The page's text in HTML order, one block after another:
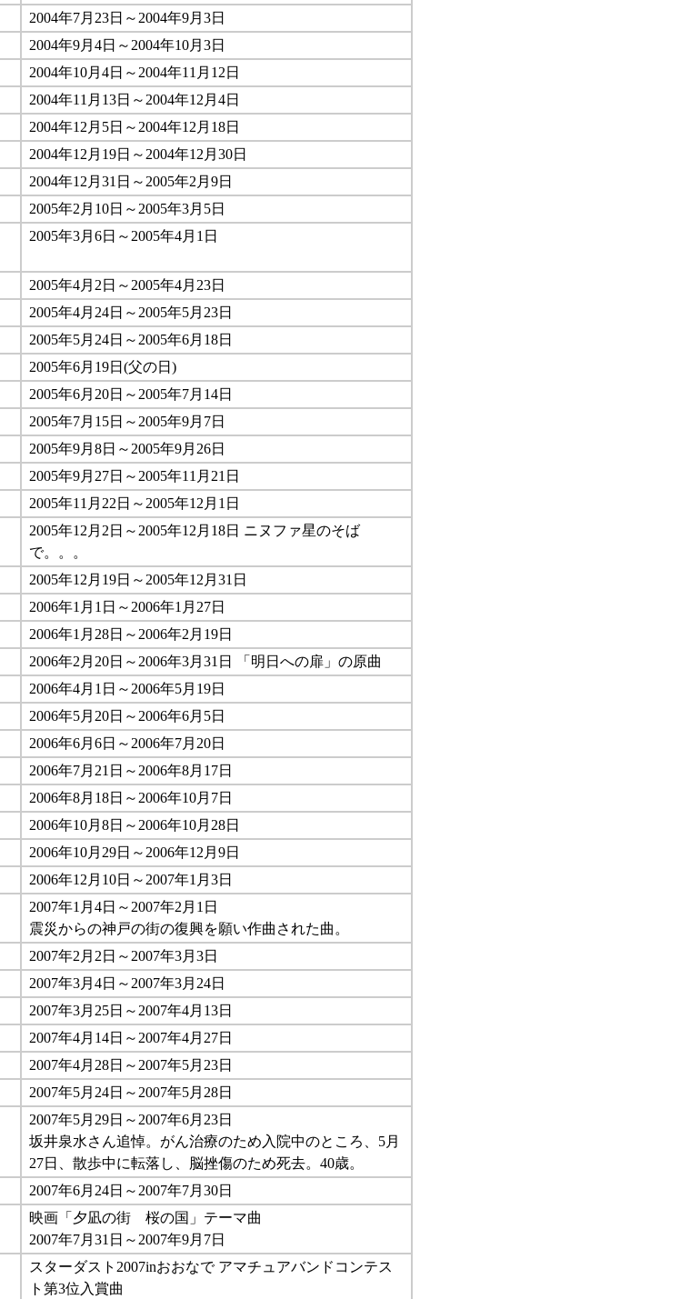
2004年7月23日～2004年9月3日
2004年9月4日～2004年10月3日
2004年10月4日～2004年11月12日
2004年11月13日～2004年12月4日
2004年12月5日～2004年12月18日
2004年12月19日～2004年12月30日
2004年12月31日～2005年2月9日
2005年2月10日～2005年3月5日
2005年3月6日～2005年4月1日
2005年4月2日～2005年4月23日
2005年4月24日～2005年5月23日
2005年5月24日～2005年6月18日
2005年6月19日(父の日)
2005年6月20日～2005年7月14日
2005年7月15日～2005年9月7日
2005年9月8日～2005年9月26日
2005年9月27日～2005年11月21日
2005年11月22日～2005年12月1日
2005年12月2日～2005年12月18日 ニヌファ星のそば
で。。。
2005年12月19日～2005年12月31日
2006年1月1日～2006年1月27日
2006年1月28日～2006年2月19日
2006年2月20日～2006年3月31日 「明日への扉」の原曲
2006年4月1日～2006年5月19日
2006年5月20日～2006年6月5日
2006年6月6日～2006年7月20日
2006年7月21日～2006年8月17日
2006年8月18日～2006年10月7日
2006年10月8日～2006年10月28日
2006年10月29日～2006年12月9日
2006年12月10日～2007年1月3日
2007年1月4日～2007年2月1日
震災からの神戸の街の復興を願い作曲された曲。
2007年2月2日～2007年3月3日
2007年3月4日～2007年3月24日
2007年3月25日～2007年4月13日
2007年4月14日～2007年4月27日
2007年4月28日～2007年5月23日
2007年5月24日～2007年5月28日
2007年5月29日～2007年6月23日
坂井泉水さん追悼。がん治療のため入院中のところ、5月
27日、散歩中に転落し、脳挫傷のため死去。40歳。
2007年6月24日～2007年7月30日
映画「夕凪の街 桜の国」テーマ曲
2007年7月31日～2007年9月7日
スターダスト2007inおおなで アマチュアバンドコンテス
ト第3位入賞曲